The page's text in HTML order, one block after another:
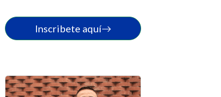
Inscribete aquí